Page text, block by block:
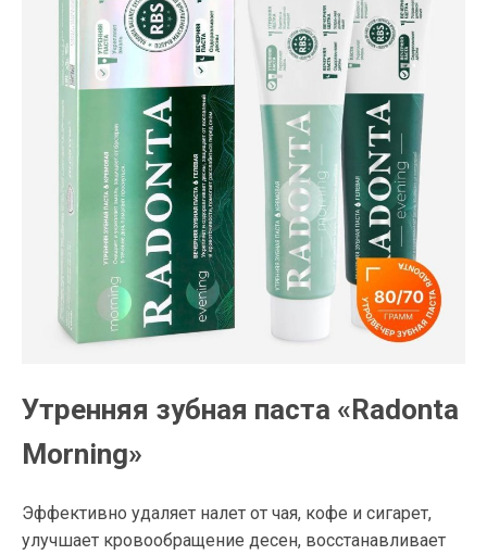
Утренняя зубная паста «Radonta
Morning»
Эффективно удаляет налет от чая, кофе и сигарет,
улучшает кровообращение десен, восстанавливает